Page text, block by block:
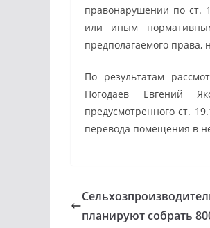
правонарушении по ст.
или иным
предполагаемого
По результатам
Погодаев Евгений
предусмотренного ст.
перевода помещения в
планируют собрать